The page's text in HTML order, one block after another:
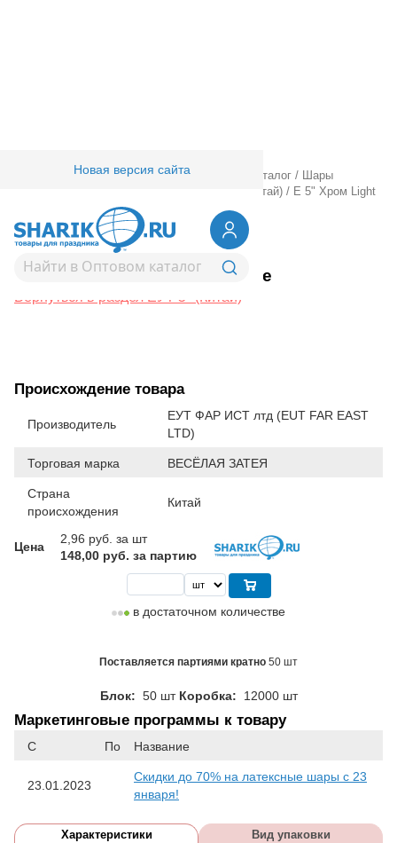
Новая версия сайта
Товары для праздника/ Оптовый каталог /
Шары
ЕУТ 5" (Китай) / Е 5" Хром Light
1102-3040Е 5" Хром Light Blue
Вернуться в раздел ЕУТ 5" (Китай)
Происхождение товара
Производитель
ЕУТ ФАР ИСТ лтд (EUT FAR EAST
LTD)
Торговая марка ВЕСЁЛАЯ ЗАТЕЯ
Страна
происхождения
Китай
Цена
2,96 руб. за шт
148,00 руб. за партию
в достаточном количестве
Поставляется партиями кратно 50 шт
Блок: 50 шт Коробка: 12000 шт
Маркетинговые программы к товару
С По Название
23.01.2023
Скидки до 70% на латексные шары с 23
января!
Характеристики Вид упаковки